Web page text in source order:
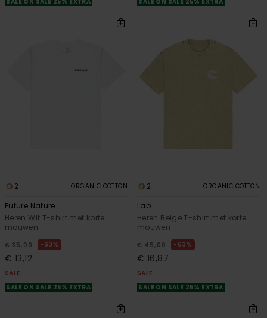
2 ORGANIC COTTON
Future Nature
Heren Wit T-shirt met korte
mouwen
€ 35,00 63%
€ 13,12
SALE
SALE ON SALE 25% EXTRA
2 ORGANIC COTTON
Lab
Heren Beige T-shirt met korte
mouwen
€ 45,00 63%
€ 16,87
SALE
SALE ON SALE 25% EXTRA